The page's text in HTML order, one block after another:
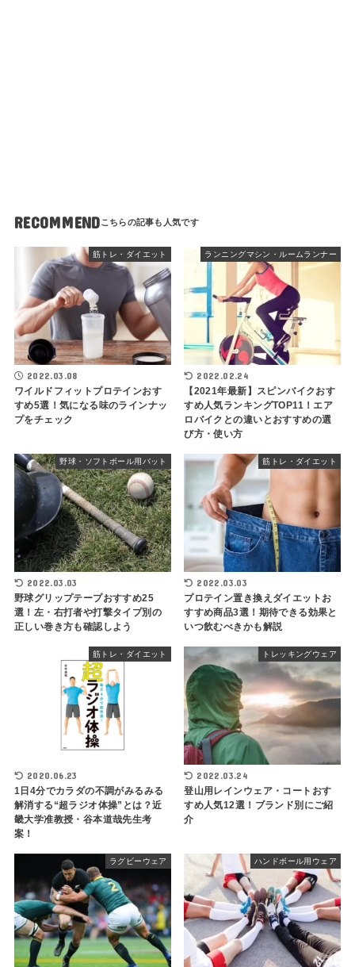
RECOMMEND
筋トレ・ダイエット
2022.03.08
ワイルドフィットプロテインおす
すめ5選！気になる味のラインナッ
プをチェック
ランニングマシン・ルームランナー
2022.02.24
【2021年最新】スピンバイクおす
すめ人気ランキングTOP11！エア
ロバイクとの違いとおすすめの選
び方・使い方
野球・ソフトボール用バット
2022.03.03
野球グリップテープおすすめ25
選！左・右打者や打撃タイプ別の
正しい巻き方も確認しよう
筋トレ・ダイエット
2022.03.03
プロテイン置き換えダイエットお
すすめ商品3選！期待できる効果と
いつ飲むべきかも解説
筋トレ・ダイエット
2020.06.23
1日4分でカラダの不調がみるみる
解消する“超ラジオ体操”とは？近
畿大学准教授・谷本道哉先生考
案！
トレッキングウェア
2022.03.24
登山用レインウェア・コートおす
すめ人気12選！ブランド別にご紹
介
ラグビーウェア ハンドボール用ウェア